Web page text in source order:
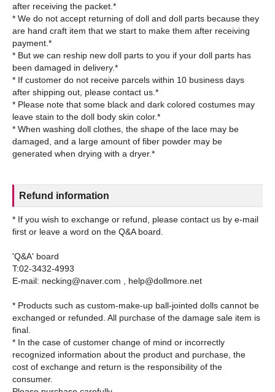
after receiving the packet.*
* We do not accept returning of doll and doll parts because they
are hand craft item that we start to make them after receiving
payment.*
* But we can reship new doll parts to you if your doll parts has
been damaged in delivery.*
* If customer do not receive parcels within 10 business days
after shipping out, please contact us.*
* Please note that some black and dark colored costumes may
leave stain to the doll body skin color.*
* When washing doll clothes, the shape of the lace may be
damaged, and a large amount of fiber powder may be
Refund information
* If you wish to exchange or refund, please contact us by e-mail
first or leave a word on the Q&A board.
'Q&A' board
T:02-3432-4993
E-mail: necking@naver.com , help@dollmore.net
* Products such as custom-make-up ball-jointed dolls cannot be
exchanged or refunded. All purchase of the damage sale item is
final.
* In the case of customer change of mind or incorrectly
recognized information about the product and purchase, the
cost of exchange and return is the responsibility of the
consumer.